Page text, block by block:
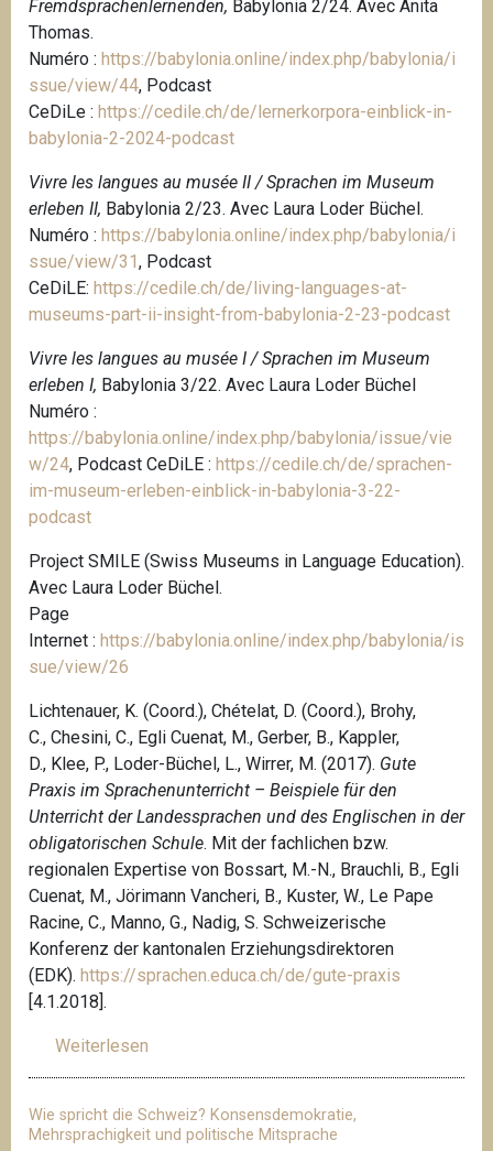
Fremdsprachenlernenden, Babylonia 2/24. Avec Anita
Thomas.
Numéro : https://babylonia.online/index.php/babylonia/i
ssue/view/44, Podcast
CeDiLe : https://cedile.ch/de/lernerkorpora-einblick-in-
babylonia-2-2024-podcast
Vivre les langues au musée II / Sprachen im Museum
erleben II, Babylonia 2/23. Avec Laura Loder Büchel.
Numéro : https://babylonia.online/index.php/babylonia/i
ssue/view/31, Podcast
CeDiLE: https://cedile.ch/de/living-languages-at-
museums-part-ii-insight-from-babylonia-2-23-podcast
Vivre les langues au musée I / Sprachen im Museum
erleben I, Babylonia 3/22. Avec Laura Loder Büchel
Numéro :
https://babylonia.online/index.php/babylonia/issue/vie
w/24, Podcast CeDiLE : https://cedile.ch/de/sprachen-
im-museum-erleben-einblick-in-babylonia-3-22-
podcast
Project SMILE (Swiss Museums in Language Education).
Avec Laura Loder Büchel.
Page
Internet : https://babylonia.online/index.php/babylonia/is
sue/view/26
Lichtenauer, K. (Coord.), Chételat, D. (Coord.), Brohy,
C., Chesini, C., Egli Cuenat, M., Gerber, B., Kappler,
D., Klee, P., Loder-Büchel, L., Wirrer, M. (2017). Gute
Praxis im Sprachenunterricht – Beispiele für den
Unterricht der Landessprachen und des Englischen in der
obligatorischen Schule. Mit der fachlichen bzw.
regionalen Expertise von Bossart, M.-N., Brauchli, B., Egli
Cuenat, M., Jörimann Vancheri, B., Kuster, W., Le Pape
Racine, C., Manno, G., Nadig, S. Schweizerische
Konferenz der kantonalen Erziehungsdirektoren
(EDK). https://sprachen.educa.ch/de/gute-praxis
[4.1.2018].
Weiterlesen
b
r
Wie spricht die Schweiz? Konsensdemokratie,
Mehrsprachigkeit und politische Mitsprache